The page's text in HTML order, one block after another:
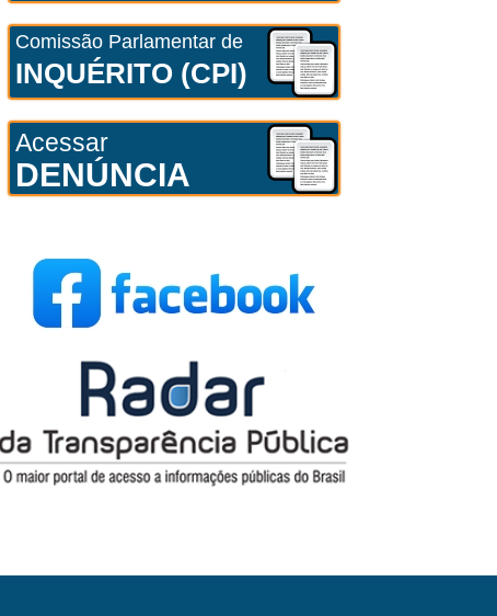
Comissão Parlamentar de
INQUÉRITO (CPI)
Acessar
DENÚNCIA